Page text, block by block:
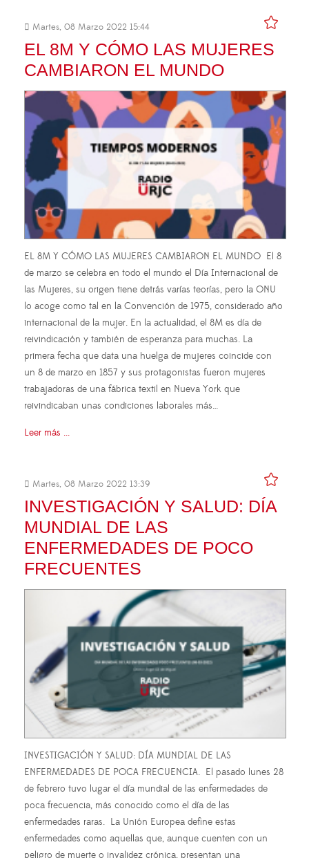
Martes, 08 Marzo 2022 15:44
EL 8M Y CÓMO LAS MUJERES
CAMBIARON EL MUNDO
EL 8M Y CÓMO LAS MUJERES CAMBIARON EL MUNDO El 8
de marzo se celebra en todo el mundo el Día Internacional de
las Mujeres, su origen tiene detrás varías teorías, pero la ONU
lo acoge como tal en la Convención de 1975, considerado año
internacional de la mujer. En la actualidad, el 8M es día de
reivindicación y también de esperanza para muchas. La
primera fecha que data una huelga de mujeres coincide con
un 8 de marzo en 1857 y sus protagonistas fueron mujeres
trabajadoras de una fábrica textil en Nueva York que
reivindicaban unas condiciones laborales más…
Leer más ...
Martes, 08 Marzo 2022 13:39
INVESTIGACIÓN Y SALUD: DÍA
MUNDIAL DE LAS
ENFERMEDADES DE POCO
FRECUENTES
INVESTIGACIÓN Y SALUD: DÍA MUNDIAL DE LAS
ENFERMEDADES DE POCA FRECUENCIA. El pasado lunes 28
de febrero tuvo lugar el día mundial de las enfermedades de
poca frecuencia, más conocido como el día de las
enfermedades raras. La Unión Europea define estas
enfermedades como aquellas que, aunque cuenten con un
peligro de muerte o invalidez crónica, presentan una